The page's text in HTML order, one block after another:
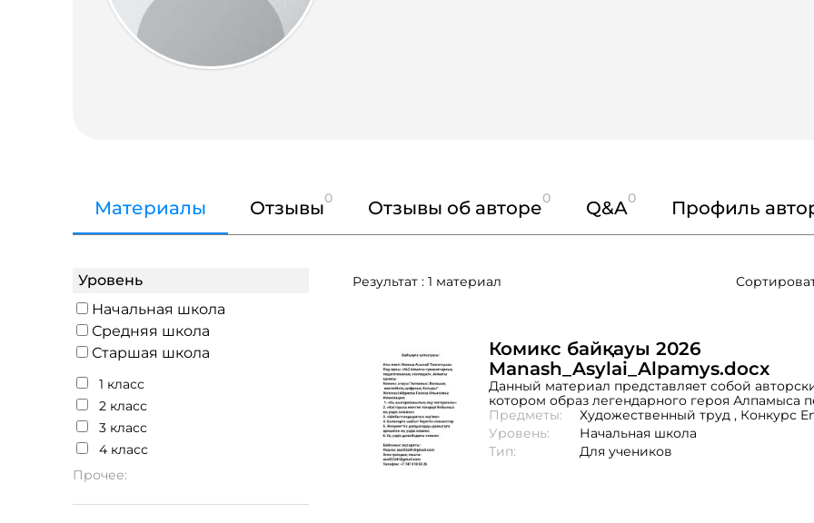
Материалы Отзывы0 Отзывы об авторе0 Q&A0 Профиль
Уровень
Начальная школа
Средняя школа
Старшая школа
1 класс
2 класс
3 класс
4 класс
Прочее:
Результат : 1 материал
Комикс байқауы 2026
Manash_Asylai_Alpamys.docx
Данный материал представляет собой
котором образ легендарного героя Алпамыса
современном образовательном контексте.
оказывается в школе будущего и понимает, что
заключается не только в физической мощи, но и
мышлении и умении работать в
Предметы: Художественный труд , Конкурс
Уровень:
Начальная школа
Тип:
Для учеников